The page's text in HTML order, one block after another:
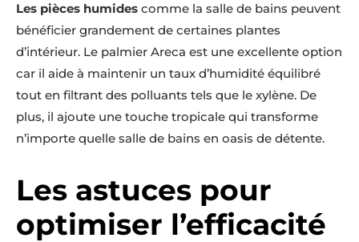
Les pièces humides comme la salle de bains peuvent
bénéficier grandement de certaines plantes
d’intérieur. Le palmier Areca est une excellente option
car il aide à maintenir un taux d’humidité équilibré
tout en filtrant des polluants tels que le xylène. De
plus, il ajoute une touche tropicale qui transforme
n’importe quelle salle de bains en oasis de détente.
Les astuces pour
optimiser l’efficacité